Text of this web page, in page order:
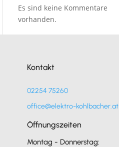
Es sind keine Kommentare
vorhanden.
Kontakt
02254 75260
office@elektro-kohlbacher.at
Öffnungszeiten
Montag - Donnerstag: